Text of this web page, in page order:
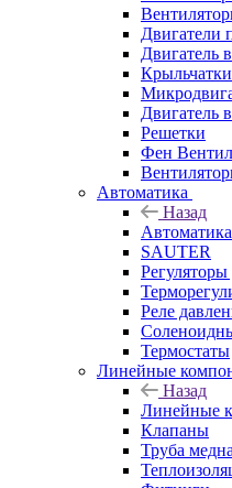
Двигатели
Двигатель
Крыльчатки
Двигатель
Решетки
Фен
Автоматика
Назад
Автоматика
SAUTER
Регуляторы
Реле
Термостаты
Линейные
Назад
Линейные
Клапаны
Труба